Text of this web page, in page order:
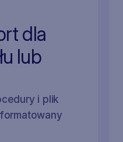
dla
lub
i plik